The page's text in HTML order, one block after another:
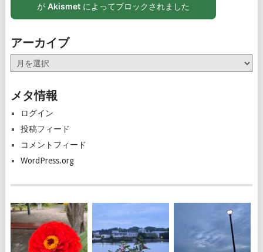
が Akismetによってブロックされました
アーカイブ
ー
イ
メタ情報
ログイン
投稿フィード
コメントフィード
WordPress.org